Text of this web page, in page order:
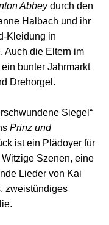
Abbeydurch den
Halbach und ihr
Kleidung in
Auch die Eltern im
bunter Jahrmarkt
Drehorgel.
Siegel“
Prinz und
ist ein Plädoyer für
Szenen, eine
Lieder von Kai
zweistündiges